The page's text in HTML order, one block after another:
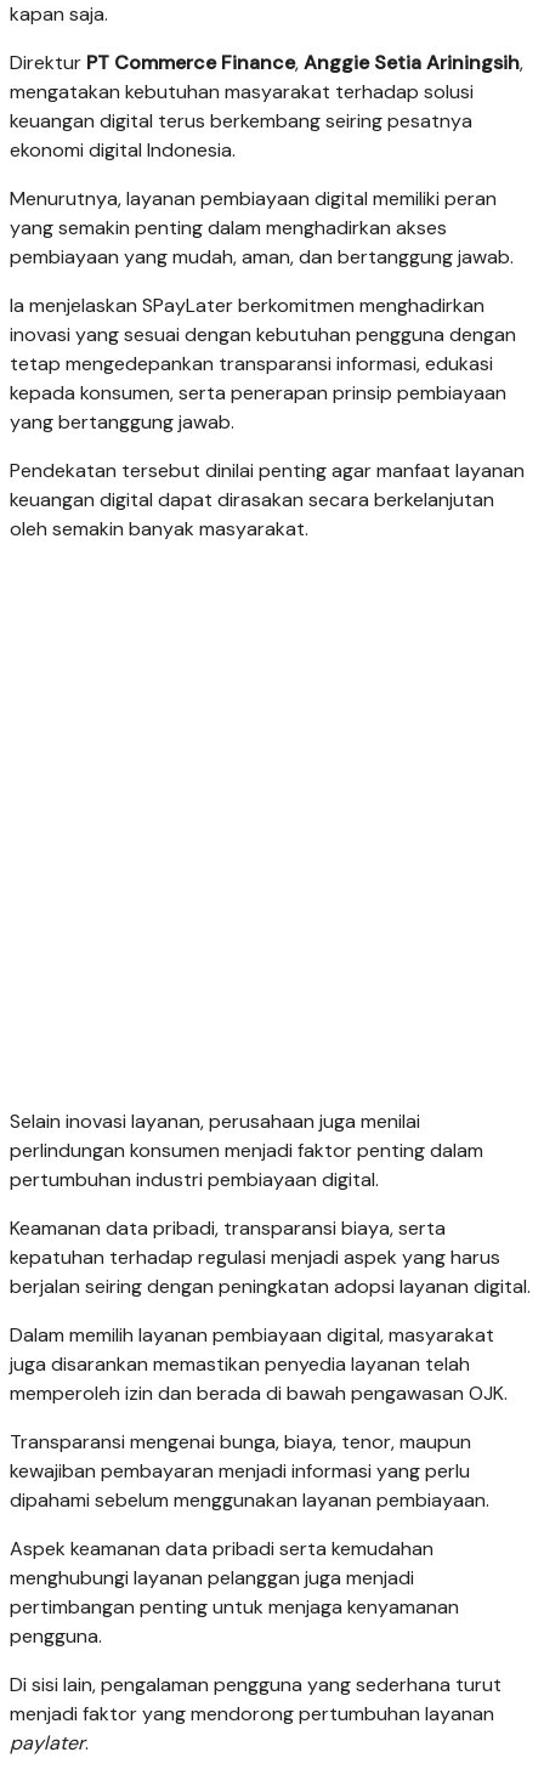
kapan saja.
Direktur PT Commerce Finance,Anggie Setia Ariningsih,
mengatakan kebutuhan masyarakat terhadap solusi
keuangan digital terus berkembang seiring pesatnya
ekonomi digital Indonesia.
Menurutnya, layanan pembiayaan digital memiliki peran
yang semakin penting dalam menghadirkan akses
pembiayaan yang mudah, aman, dan bertanggung jawab.
Ia menjelaskan SPayLater berkomitmen menghadirkan
inovasi yang sesuai dengan kebutuhan pengguna dengan
tetap mengedepankan transparansi informasi, edukasi
kepada konsumen, serta penerapan prinsip pembiayaan
yang bertanggung jawab.
Pendekatan tersebut dinilai penting agar manfaat layanan
keuangan digital dapat dirasakan secara berkelanjutan
oleh semakin banyak masyarakat.
Selain inovasi layanan, perusahaan juga menilai
perlindungan konsumen menjadi faktor penting dalam
pertumbuhan industri pembiayaan digital.
Keamanan data pribadi, transparansi biaya, serta
kepatuhan terhadap regulasi menjadi aspek yang harus
berjalan seiring dengan peningkatan adopsi layanan digital.
Dalam memilih layanan pembiayaan digital, masyarakat
juga disarankan memastikan penyedia layanan telah
memperoleh izin dan berada di bawah pengawasan OJK.
Transparansi mengenai bunga, biaya, tenor, maupun
kewajiban pembayaran menjadi informasi yang perlu
dipahami sebelum menggunakan layanan pembiayaan.
Aspek keamanan data pribadi serta kemudahan
menghubungi layanan pelanggan juga menjadi
pertimbangan penting untuk menjaga kenyamanan
pengguna.
Di sisi lain, pengalaman pengguna yang sederhana turut
menjadi faktor yang mendorong pertumbuhan layanan
paylater.